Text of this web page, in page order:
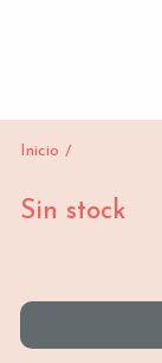
Inicio /
Sin stock